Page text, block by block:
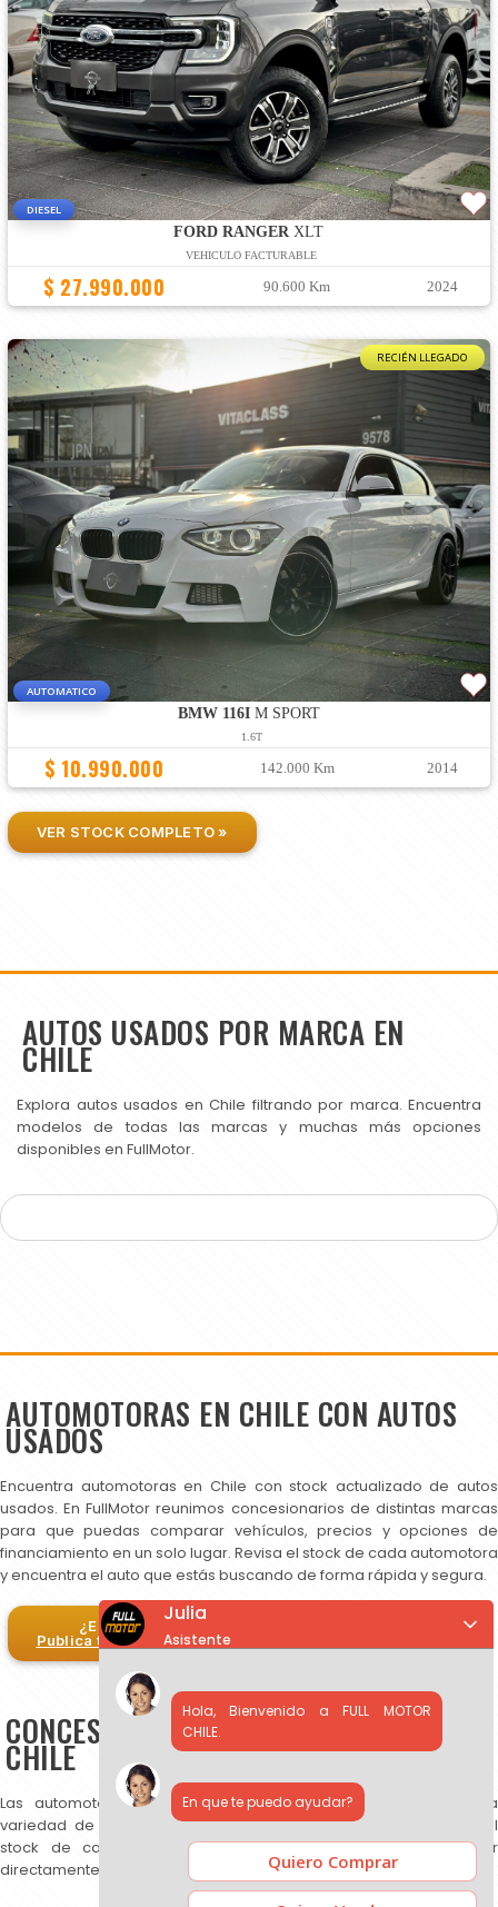
DIESEL
FORD RANGERXLT
VEHICULO FACTURABLE
$ 27.990.000 90.600 Km 2024
RECIÉN LLEGADO
AUTOMATICO
BMW 116IM SPORT
1.6T
$ 10.990.000 142.000 Km 2014
VER STOCK COMPLETO »
AUTOS USADOS POR MARCA EN
CHILE
Explora autos usados en Chile filtrando por marca. Encuentra
modelos de todas las marcas y muchas más opciones
disponibles en FullMotor.
AUTOMOTORAS EN CHILE CON AUTOS
USADOS
Encuentra automotoras en Chile con stock actualizado de autos
usados. En FullMotor reunimos concesionarios de distintas marcas
para que puedas comparar vehículos, precios y opciones de
financiamiento en un solo lugar. Revisa el stock de cada automotora
y encuentra el auto que estás buscando de forma rápida y segura.
¿Eres automotora?
Publica tus autos en FullMotor
CONCESIONARIOS DE AUTOS USADOS EN
CHILE
Las automotoras publicadas en FullMotor ofrecen una amplia
variedad de autos usados, SUV y camionetas. Puedes revisar el
stock de cada concesionario, comparar precios y contactar
directamente para más información.
Julia
Asistente
Hola, Bienvenido a FULL MOTOR
CHILE.
En que te puedo ayudar?
Quiero Comprar